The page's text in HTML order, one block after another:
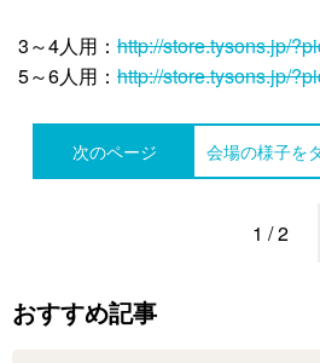
3～4人用： http://store.tysons.jp/
5～6人用： http://store.tysons.jp/
次のページ 会場の様子を
1 / 2
おすすめ記事